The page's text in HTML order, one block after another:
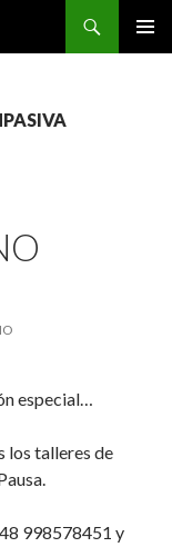
especial…
los talleres de
998578451 y